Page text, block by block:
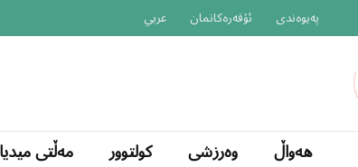
پەیوەندی ئۆفەرەکانمان عربي
هەواڵ وەرزشی کولتوور مەڵتی میدیا